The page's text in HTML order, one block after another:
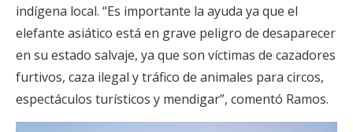
indígena local. “Es importante la ayuda ya que el
elefante asiático está en grave peligro de desaparecer
en su estado salvaje, ya que son víctimas de cazadores
furtivos, caza ilegal y tráfico de animales para circos,
espectáculos turísticos y mendigar”, comentó Ramos.